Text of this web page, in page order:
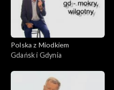
Polska z Miodkiem
Gdańsk i Gdynia